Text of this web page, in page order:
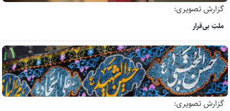
گزارش تصویری:
ملتِ بی‌قرار
گزارش تصویری: